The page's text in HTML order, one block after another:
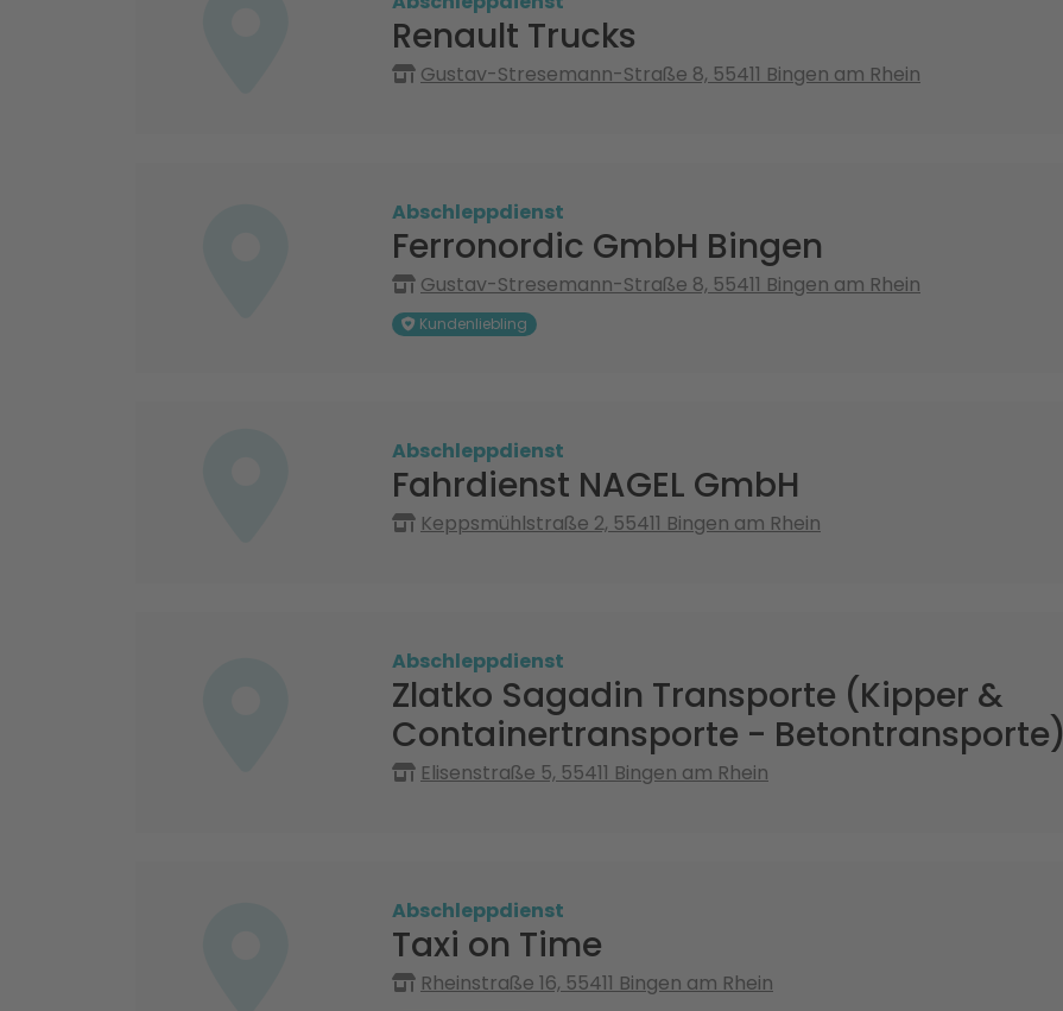
Renault Trucks
Gustav-Stresemann-Straße 8, 55411 Bingen am Rhein
Abschleppdienst
Ferronordic GmbH Bingen
Gustav-Stresemann-Straße 8, 55411 Bingen am Rhein
Kundenliebling
Abschleppdienst
Fahrdienst NAGEL GmbH
Keppsmühlstraße 2, 55411 Bingen am Rhein
Abschleppdienst
Zlatko Sagadin Transporte (Kipper &
Containertransporte - Betontransporte)
Elisenstraße 5, 55411 Bingen am Rhein
Abschleppdienst
Taxi on Time
Rheinstraße 16, 55411 Bingen am Rhein